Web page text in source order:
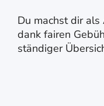
Du machst dir
dank fairen
ständiger